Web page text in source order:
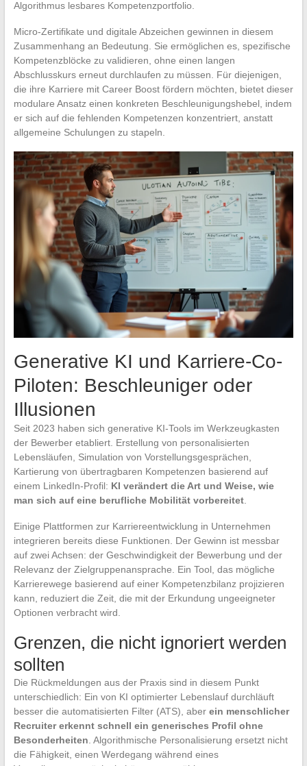
Algorithmus lesbares Kompetenzportfolio.
Micro-Zertifikate und digitale Abzeichen gewinnen in diesem
Zusammenhang an Bedeutung. Sie ermöglichen es, spezifische
Kompetenzblöcke zu validieren, ohne einen langen
Abschlusskurs erneut durchlaufen zu müssen. Für diejenigen,
die ihre Karriere mit Career Boost fördern möchten, bietet dieser
modulare Ansatz einen konkreten Beschleunigungshebel, indem
er sich auf die fehlenden Kompetenzen konzentriert, anstatt
allgemeine Schulungen zu stapeln.
Generative KI und Karriere-Co-
Piloten: Beschleuniger oder
Illusionen
Seit 2023 haben sich generative KI-Tools im Werkzeugkasten
der Bewerber etabliert. Erstellung von personalisierten
Lebensläufen, Simulation von Vorstellungsgesprächen,
Kartierung von übertragbaren Kompetenzen basierend auf
einem LinkedIn-Profil: KI verändert die Art und Weise, wie
man sich auf eine berufliche Mobilität vorbereitet.
Einige Plattformen zur Karriereentwicklung in Unternehmen
integrieren bereits diese Funktionen. Der Gewinn ist messbar
auf zwei Achsen: der Geschwindigkeit der Bewerbung und der
Relevanz der Zielgruppenansprache. Ein Tool, das mögliche
Karrierewege basierend auf einer Kompetenzbilanz projizieren
kann, reduziert die Zeit, die mit der Erkundung ungeeigneter
Optionen verbracht wird.
Grenzen, die nicht ignoriert werden
sollten
Die Rückmeldungen aus der Praxis sind in diesem Punkt
unterschiedlich: Ein von KI optimierter Lebenslauf durchläuft
besser die automatisierten Filter (ATS), aber ein menschlicher
Recruiter erkennt schnell ein generisches Profil ohne
Besonderheiten . Algorithmische Personalisierung ersetzt nicht
die Fähigkeit, einen Werdegang während eines